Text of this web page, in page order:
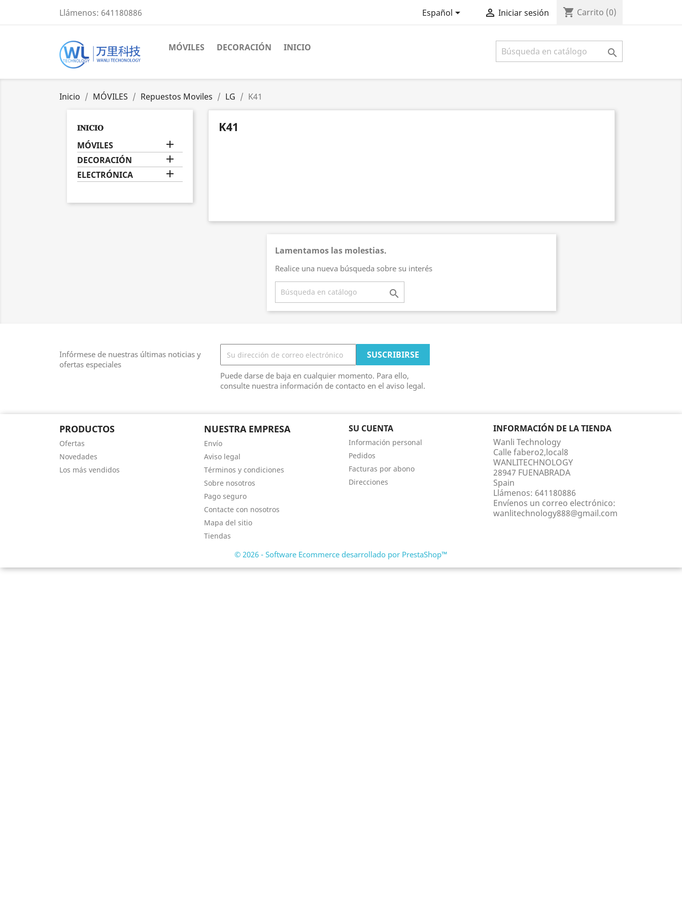
Llámenos: 641180886 Español  Iniciar sesión shopping_cart Carrito (0)
MÓVILES DECORACIÓN INICIO 
Inicio MÓVILES Repuestos Moviles LG K41
𝐈𝐍𝐈𝐂𝐈𝐎
MÓVILES 
DECORACIÓN 
ELECTRÓNICA 
K41
Lamentamos las molestias.
Realice una nueva búsqueda sobre su interés

Infórmese de nuestras últimas noticias y
ofertas especiales
Puede darse de baja en cualquier momento. Para ello,
consulte nuestra información de contacto en el aviso legal.
PRODUCTOS
Ofertas
Novedades
Los más vendidos
NUESTRA EMPRESA
Envío
Aviso legal
Términos y condiciones
Sobre nosotros
Pago seguro
Contacte con nosotros
Mapa del sitio
Tiendas
SU CUENTA
Información personal
Pedidos
Facturas por abono
Direcciones
INFORMACIÓN DE LA TIENDA
Wanli Technology
Calle fabero2,local8
WANLITECHNOLOGY
28947 FUENABRADA
Spain
Llámenos: 641180886
Envíenos un correo electrónico:
wanlitechnology888@gmail.com
© 2026 - Software Ecommerce desarrollado por PrestaShop™